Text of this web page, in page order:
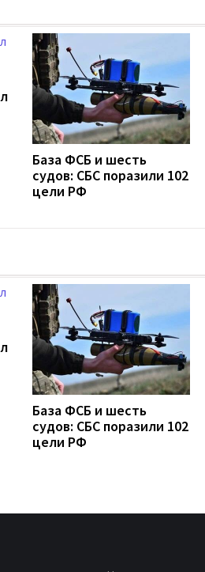
База ФСБ и шесть
судов: СБС поразили 102
цели РФ
База ФСБ и шесть
судов: СБС поразили 102
цели РФ